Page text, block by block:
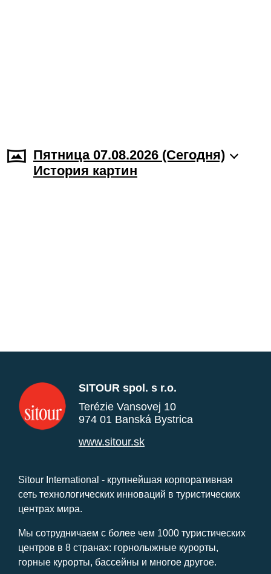
Пятница 07.08.2026 (Cегодня)
История картин
SITOUR spol. s r.o.
Terézie Vansovej 10
974 01 Banská Bystrica
www.sitour.sk
Sitour International - крупнейшая корпоративная
сеть технологических инноваций в туристических
центрах мира.
Мы сотрудничаем с более чем 1000 туристических
центров в 8 странах: горнолыжные курорты,
горные курорты, бассейны и многое другое.